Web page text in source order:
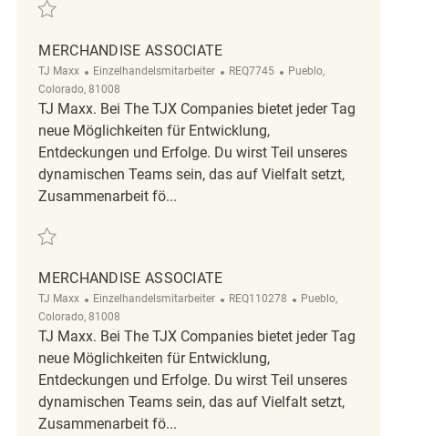
Retten Merchandise Associate REQ143382
MERCHANDISE ASSOCIATE
TJ Maxx Kategorie
Einzelhandelsmitarbeiter ReqId
REQ7745 Ort
Pueblo,
Colorado, 81008
TJ Maxx. Bei The TJX Companies bietet jeder Tag
neue Möglichkeiten für Entwicklung,
Entdeckungen und Erfolge. Du wirst Teil unseres
dynamischen Teams sein, das auf Vielfalt setzt,
Zusammenarbeit fö...
Retten Merchandise Associate REQ7745
MERCHANDISE ASSOCIATE
TJ Maxx Kategorie
Einzelhandelsmitarbeiter ReqId
REQ110278 Ort
Pueblo,
Colorado, 81008
TJ Maxx. Bei The TJX Companies bietet jeder Tag
neue Möglichkeiten für Entwicklung,
Entdeckungen und Erfolge. Du wirst Teil unseres
dynamischen Teams sein, das auf Vielfalt setzt,
Zusammenarbeit fö...